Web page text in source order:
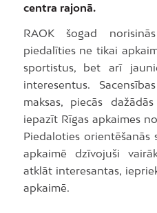
centra rajonā.
RAOK šogad
piedalīties ne tikai
sportistus, bet arī
interesentus.
maksas, piecās
iepazīt Rīgas apkaimes
Piedaloties orientēšanās
apkaimē dzīvojuši
atklāt interesantas,
apkaimē.